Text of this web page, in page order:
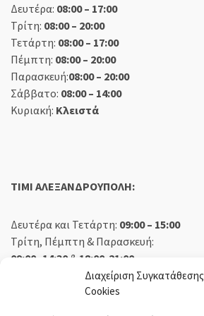
Διαχείριση Συγκατάθεσης
Cookies
Δευτέρα: 08:00 – 17:00
Τρίτη: 08:00 – 20:00
Τετάρτη: 08:00 – 17:00
Πέμπτη: 08:00 – 20:00
Παρασκευή:08:00 – 20:00
Σάββατο: 08:00 – 14:00
Κυριακή: Κλειστά
TIMI ΑΛΕΞΑΝΔΡΟΥΠΟΛΗ:
Δευτέρα και Τετάρτη: 09:00 – 15:00
Τρίτη, Πέμπτη & Παρασκευή:
09:00 -14:30 & 18:00-21:00
09:00 – 14:30
Κλειστά